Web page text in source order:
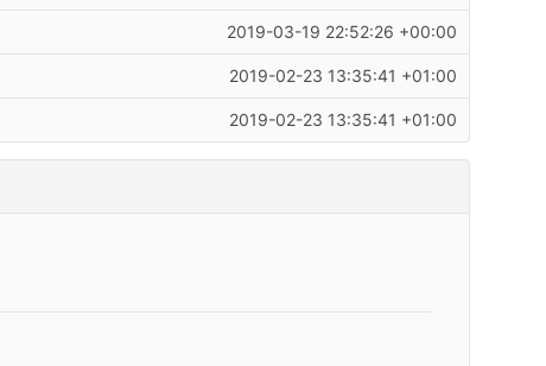
2019-03-19 22:52:26 +00:00
2019-02-23 13:35:41 +01:00
2019-02-23 13:35:41 +01:00